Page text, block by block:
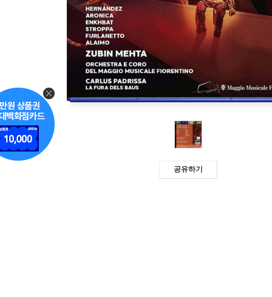
공유하기